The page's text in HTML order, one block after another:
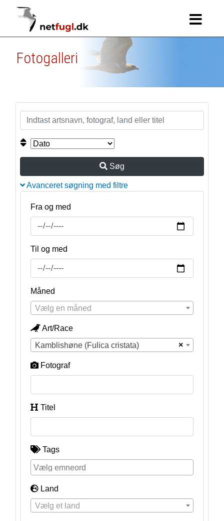
Fotogalleri
Søg
Avanceret søgning med filtre
Fra og med
Til og med
Måned
Vælg en måned
Art/Race
×
Kamblishøne (Fulica cristata)
Fotograf
Titel
Tags
Land
Vælg et land